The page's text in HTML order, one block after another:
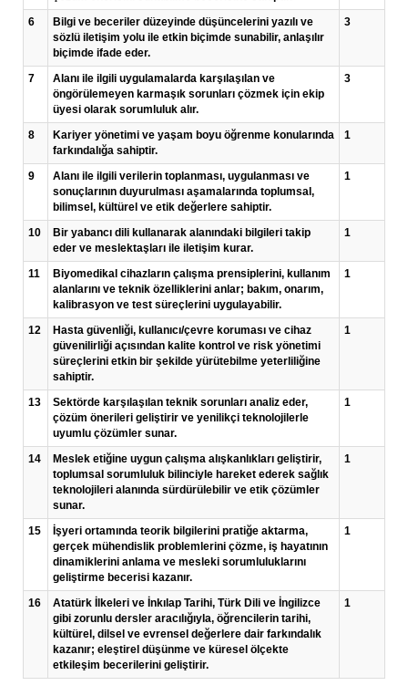
6
Bilgi ve beceriler düzeyinde düşüncelerini yazılı ve
sözlü iletişim yolu ile etkin biçimde sunabilir, anlaşılır
biçimde ifade eder.
3
7
Alanı ile ilgili uygulamalarda karşılaşılan ve
öngörülemeyen karmaşık sorunları çözmek için ekip
üyesi olarak sorumluluk alır.
3
8
Kariyer yönetimi ve yaşam boyu öğrenme konularında
farkındalığa sahiptir.
1
9
Alanı ile ilgili verilerin toplanması, uygulanması ve
sonuçlarının duyurulması aşamalarında toplumsal,
bilimsel, kültürel ve etik değerlere sahiptir.
1
10
Bir yabancı dili kullanarak alanındaki bilgileri takip
eder ve meslektaşları ile iletişim kurar.
1
11
Biyomedikal cihazların çalışma prensiplerini, kullanım
alanlarını ve teknik özelliklerini anlar; bakım, onarım,
kalibrasyon ve test süreçlerini uygulayabilir.
1
12
Hasta güvenliği, kullanıcı/çevre koruması ve cihaz
güvenilirliği açısından kalite kontrol ve risk yönetimi
süreçlerini etkin bir şekilde yürütebilme yeterliliğine
sahiptir.
1
13
Sektörde karşılaşılan teknik sorunları analiz eder,
çözüm önerileri geliştirir ve yenilikçi teknolojilerle
uyumlu çözümler sunar.
1
14
Meslek etiğine uygun çalışma alışkanlıkları geliştirir,
toplumsal sorumluluk bilinciyle hareket ederek sağlık
teknolojileri alanında sürdürülebilir ve etik çözümler
sunar.
1
15
İşyeri ortamında teorik bilgilerini pratiğe aktarma,
gerçek mühendislik problemlerini çözme, iş hayatının
dinamiklerini anlama ve mesleki sorumluluklarını
geliştirme becerisi kazanır.
1
16
Atatürk İlkeleri ve İnkılap Tarihi, Türk Dili ve İngilizce
gibi zorunlu dersler aracılığıyla, öğrencilerin tarihi,
kültürel, dilsel ve evrensel değerlere dair farkındalık
kazanır; eleştirel düşünme ve küresel ölçekte
etkileşim becerilerini geliştirir.
1